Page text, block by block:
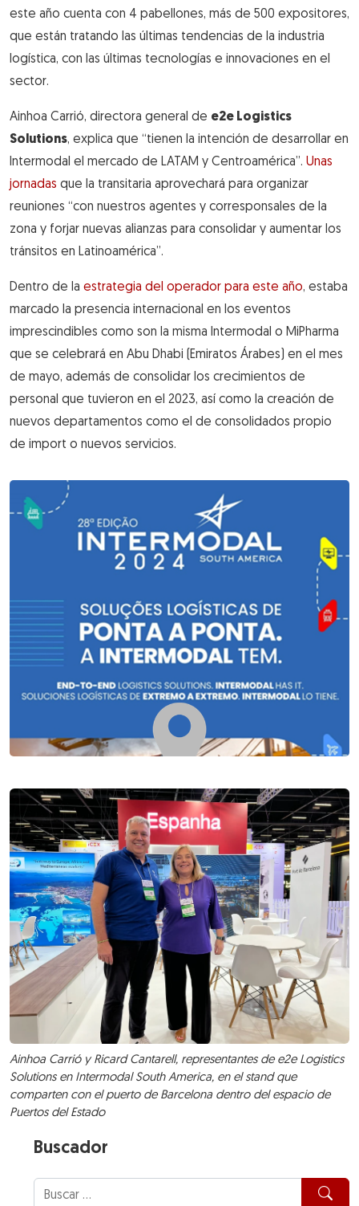
este año cuenta con 4 pabellones, más de 500 expositores,
que están tratando las últimas tendencias de la industria
logística, con las últimas tecnologías e innovaciones en el
sector.
Ainhoa Carrió, directora general de e2e Logistics
Solutions, explica que “tienen la intención de desarrollar en
Intermodal el mercado de LATAM y Centroamérica”. Unas
jornadas que la transitaria aprovechará para organizar
reuniones “con nuestros agentes y corresponsales de la
zona y forjar nuevas alianzas para consolidar y aumentar los
tránsitos en Latinoamérica”.
Dentro de la estrategia del operador para este año, estaba
marcado la presencia internacional en los eventos
imprescindibles como son la misma Intermodal o MiPharma
que se celebrará en Abu Dhabi (Emiratos Árabes) en el mes
de mayo, además de consolidar los crecimientos de
personal que tuvieron en el 2023, así como la creación de
nuevos departamentos como el de consolidados propio
de import o nuevos servicios.
Ainhoa Carrió y Ricard Cantarell, representantes de e2e Logistics
Solutions en Intermodal South America, en el stand que
comparten con el puerto de Barcelona dentro del espacio de
Puertos del Estado
Buscador